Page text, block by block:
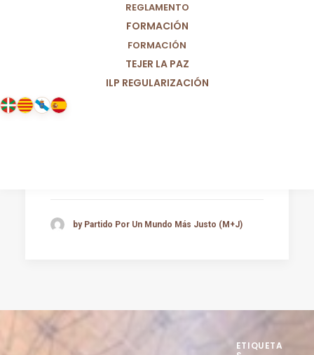
REGLAMENTO
FORMACIÓN
FORMACIÓN
TEJER LA PAZ
ILP REGULARIZACIÓN
by Partido Por Un Mundo Más Justo (M+J)
ETIQUETA